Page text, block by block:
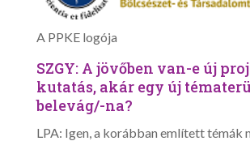
A PPKE logója
SZGY: A jövőben van-e új
kutatás, akár egy új
belevág/-na?
LPA: Igen, a korábban említett témák